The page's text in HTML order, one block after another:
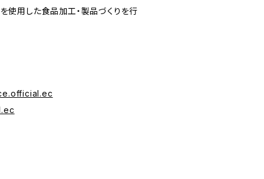
使用した食品加工・製品づくりを行